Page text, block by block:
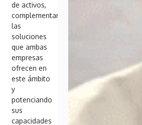
de activos,
complementando
las
soluciones
que ambas
empresas
ofrecen en
este ámbito
y
potenciando
sus
capacidades